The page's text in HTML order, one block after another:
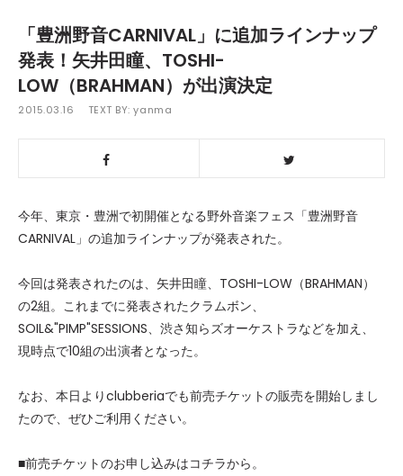
「豊洲野音CARNIVAL」に追加ラインナップ
発表！矢井田瞳、TOSHI-
LOW（BRAHMAN）が出演決定
2015.03.16 TEXT BY:yanma
今年、東京・豊洲で初開催となる野外音楽フェス「豊洲野音
CARNIVAL」の追加ラインナップが発表された。
今回は発表されたのは、矢井田瞳、TOSHI-LOW（BRAHMAN）
の2組。これまでに発表されたクラムボン、
SOIL&"PIMP"SESSIONS、渋さ知らズオーケストラなどを加え、
現時点で10組の出演者となった。
なお、本日よりclubberiaでも前売チケットの販売を開始しまし
たので、ぜひご利用ください。
■前売チケットのお申し込みはコチラから。